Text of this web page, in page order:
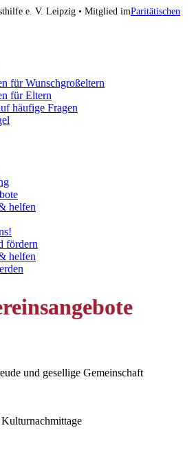
e. V. Leipzig • Mitglied imParitätischen
für Wunschgroßeltern
für Eltern
häufige Fragen
helfen
fördern
helfen
und gesellige Gemeinschaft